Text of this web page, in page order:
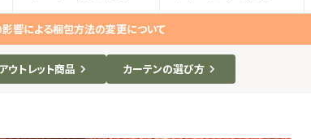
響による梱包方法の変更について
アウトレット商品 カーテンの選び方